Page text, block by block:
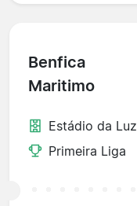
Benfica
Maritimo
Estádio da Luz
Primeira Liga